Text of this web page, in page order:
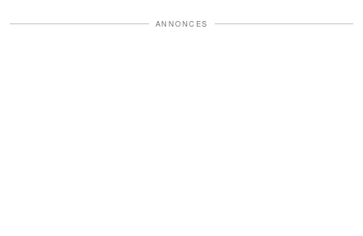
ANNONCES